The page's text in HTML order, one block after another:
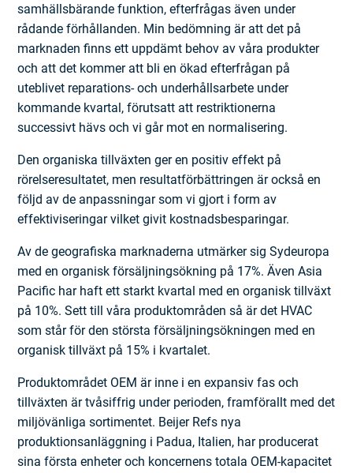
samhällsbärande funktion, efterfrågas även under
rådande förhållanden. Min bedömning är att det på
marknaden finns ett uppdämt behov av våra produkter
och att det kommer att bli en ökad efterfrågan på
uteblivet reparations- och underhållsarbete under
kommande kvartal, förutsatt att restriktionerna
successivt hävs och vi går mot en normalisering.
Den organiska tillväxten ger en positiv effekt på
rörelseresultatet, men resultatförbättringen är också en
följd av de anpassningar som vi gjort i form av
effektiviseringar vilket givit kostnadsbesparingar.
Av de geografiska marknaderna utmärker sig Sydeuropa
med en organisk försäljningsökning på 17%. Även Asia
Pacific har haft ett starkt kvartal med en organisk tillväxt
på 10%. Sett till våra produktområden så är det HVAC
som står för den största försäljningsökningen med en
organisk tillväxt på 15% i kvartalet.
Produktområdet OEM är inne i en expansiv fas och
tillväxten är tvåsiffrig under perioden, framförallt med det
miljövänliga sortimentet. Beijer Refs nya
produktionsanläggning i Padua, Italien, har producerat
sina första enheter och koncernens totala OEM-kapacitet